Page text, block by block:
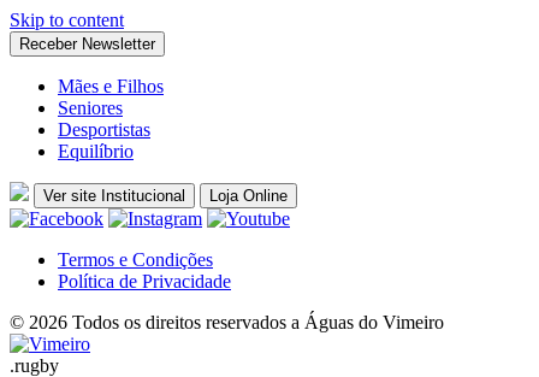
Skip to content
Receber Newsletter
Mães e Filhos
Seniores
Desportistas
Equilíbrio
Ver site Institucional Loja Online
Termos e Condições
Política de Privacidade
© 2026 Todos os direitos reservados a Águas do Vimeiro
.rugby